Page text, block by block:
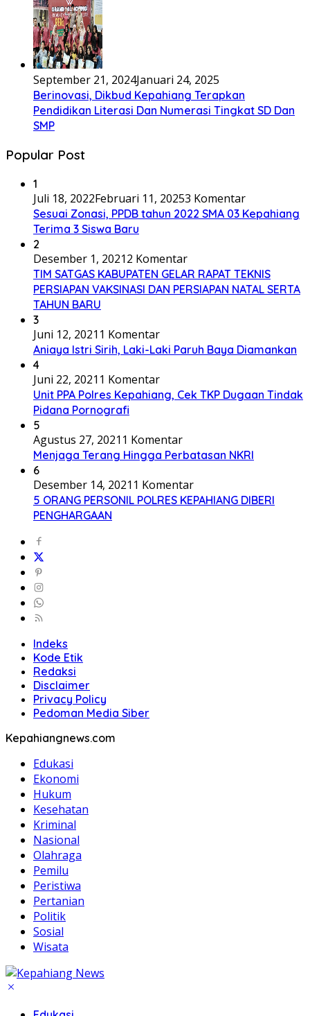
September 21, 2024Januari 24, 2025
Berinovasi, Dikbud Kepahiang Terapkan
Pendidikan Literasi Dan Numerasi Tingkat SD Dan
SMP
Popular Post
1
Juli 18, 2022Februari 11, 20253 Komentar
Sesuai Zonasi, PPDB tahun 2022 SMA 03 Kepahiang
Terima 3 Siswa Baru
2
Desember 1, 20212 Komentar
TIM SATGAS KABUPATEN GELAR RAPAT TEKNIS
PERSIAPAN VAKSINASI DAN PERSIAPAN NATAL SERTA
TAHUN BARU
3
Juni 12, 2021 1 Komentar
Aniaya Istri Sirih, Laki-Laki Paruh Baya Diamankan
4
Juni 22, 2021 1 Komentar
Unit PPA Polres Kepahiang, Cek TKP Dugaan Tindak
Pidana Pornografi
5
Agustus 27, 2021 1 Komentar
Menjaga Terang Hingga Perbatasan NKRI
6
Desember 14, 2021 1 Komentar
5 ORANG PERSONIL POLRES KEPAHIANG DIBERI
PENGHARGAAN
Indeks
Kode Etik
Redaksi
Disclaimer
Privacy Policy
Pedoman Media Siber
Kepahiangnews.com
Edukasi
Ekonomi
Hukum
Kesehatan
Kriminal
Nasional
Olahraga
Pemilu
Peristiwa
Pertanian
Politik
Sosial
Wisata